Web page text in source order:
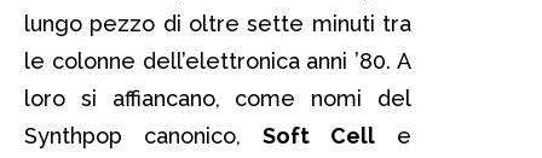
lungo pezzo di oltre sette minuti tra
le colonne dell’elettronica anni ’80. A
loro si affiancano, come nomi del
Synthpop canonico, Soft Cell e